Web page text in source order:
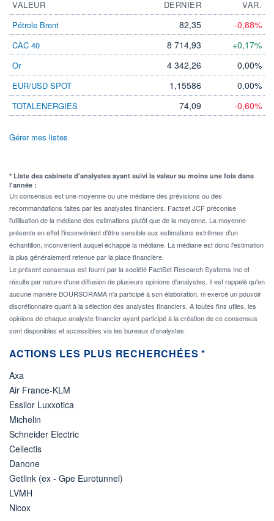
VALEUR DERNIER
VAR.
Pétrole Brent
82,35 -0,88%
CAC 40 8 714,93 +0,17%
Or 4 342,26 0,00%
EUR/USD SPOT 1,15586 0,00%
TOTALENERGIES 74,09 -0,60%
Gérer mes listes
* Liste des cabinets d'analystes ayant suivi la valeur au moins une fois dans
l'année :
Un consensus est une moyenne ou une médiane des prévisions ou des
recommandations faites par les analystes financiers. Factset JCF préconise
l'utilisation de la médiane des estimations plutôt que de la moyenne. La moyenne
présente en effet l'inconvénient d'être sensible aux estimations extrêmes d'un
échantillon, inconvénient auquel échappe la médiane. La médiane est donc l'estimation
la plus généralement retenue par la place financière.
Le présent consensus est fourni par la société FactSet Research Systems Inc et
résulte par nature d'une diffusion de plusieurs opinions d'analystes. Il est rappelé qu'en
aucune manière BOURSORAMA n'a participé à son élaboration, ni exercé un pouvoir
discrétionnaire quant à la sélection des analystes financiers. A toutes fins utiles, les
opinions de chaque analyste financier ayant participé à la création de ce consensus
sont disponibles et accessibles via les bureaux d'analystes.
ACTIONS LES PLUS RECHERCHÉES *
Axa
Air France-KLM
Essilor Luxxotica
Michelin
Schneider Electric
Cellectis
Danone
Getlink (ex - Gpe Eurotunnel)
LVMH
Nicox